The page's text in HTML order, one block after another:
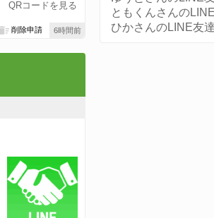
QRコードを見る
6時間前
削除申請
ともくんさんの
ひかさんのLINE友